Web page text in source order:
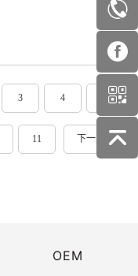
3 4
11 下一页
OEM